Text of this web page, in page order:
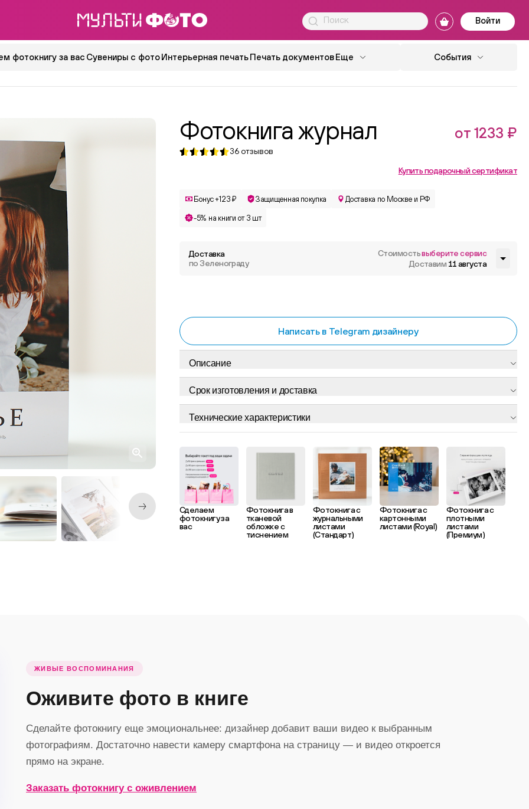
Войти
фотокнигу за вас Сувениры с фотоИнтерьерная печатьПечать документовЕще События
Фотокнига журнал от 1233 ₽
36 отзывов
Купить подарочный сертификат
Бонус +123 ₽ Защищенная покупка Доставка по Москве и РФ
-5% на книги от 3 шт
Доставка
по Зеленограду
Стоимостьвыберите сервис
Доставим 11 августа
Написать в Telegram дизайнеру
Описание
Срок изготовления и доставка
Технические характеристики
Сделаем
фотокнигу за
вас
Фотокнига в
тканевой
обложке с
тиснением
Фотокнига с
журнальными
листами
(Стандарт)
Фотокнига с
картонными
листами (Royal)
Фотокнига с
плотными
листами
(Премиум)
ЖИВЫЕ ВОСПОМИНАНИЯ
Оживите фото в книге
Сделайте фотокнигу еще эмоциональнее: дизайнер добавит ваши видео к выбранным
фотографиям. Достаточно навести камеру смартфона на страницу — и видео откроется
прямо на экране.
Заказать фотокнигу с оживлением